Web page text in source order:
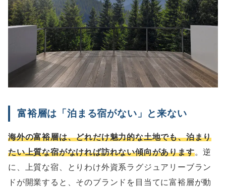
富裕層は「泊まる宿がない」と来ない
海外の富裕層は、どれだけ魅力的な土地でも、泊まり
たい上質な宿がなければ訪れない傾向があります。逆
に、上質な宿、とりわけ外資系ラグジュアリーブラン
ドが開業すると、そのブランドを目当てに富裕層が動